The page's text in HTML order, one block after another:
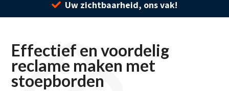
Uw zichtbaarheid, ons vak!
Effectief en voordelig
reclame maken met
stoepborden